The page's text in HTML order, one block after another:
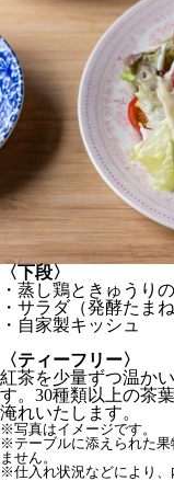
〈下段〉
・蒸し鶏ときゅうり
・サラダ（発酵たま
・自家製キッシュ
〈ティーフリー〉
紅茶を少量ずつ温か
す。30種類以上の茶
淹れいたします。
※写真はイメージです。
※テーブルに添えられた
ません。
※仕入れ状況などにより、